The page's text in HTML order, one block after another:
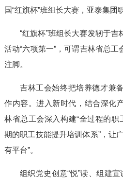
国“红旗杯”班组长大赛，亚泰集团
“红旗杯”班组长大赛发轫于
活动“六项第一”，可谓吉林省总
注脚。
吉林工会始终把培养德才兼
作内容。进入新时代，结合深化
林省总工会深入构建“全过程的职
期的职工技能提升培训体系”，让
有平台”。
组织党史创意“悦”读、组建宣